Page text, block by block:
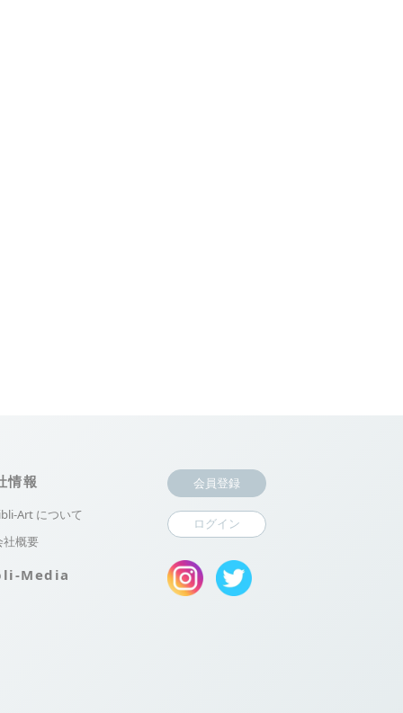
情報
Art について
社概要
Media
会員登録
ログイン